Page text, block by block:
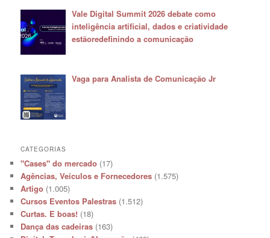
Vale Digital Summit 2026 debate como
inteligência artificial, dados e criatividade
estãoredefinindo a comunicação
Vaga para Analista de Comunicação Jr
CATEGORIAS
"Cases" do mercado (17)
Agências, Veículos e Fornecedores (1.575)
Artigo (1.005)
Cursos Eventos Palestras (1.512)
Curtas. E boas! (18)
Dança das cadeiras (163)